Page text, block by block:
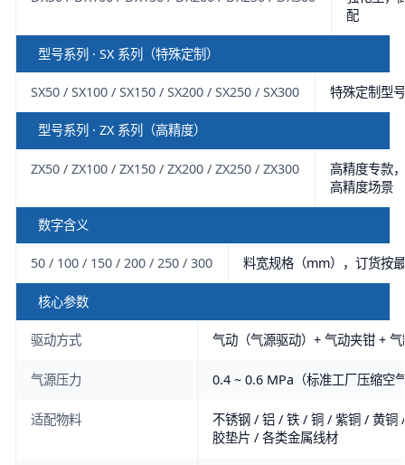
配
型号系列 · SX 系列（特殊定制）
SX50 / SX100 / SX150 / SX200 / SX250 / SX300 特殊定制型
型号系列 · ZX 系列（高精度）
ZX50 / ZX100 / ZX150 / ZX200 / ZX250 / ZX300
高精度专款
高精度场景
数字含义
50 / 100 / 150 / 200 / 250 / 300 料宽规格（mm），订货按
核心参数
驱动方式 气动（气源驱动）+ 气动夹钳 +
气源压力 0.4 ~ 0.6 MPa（标准工厂压缩空
适配物料
不锈钢 / 铝 / 铁 / 铜 / 紫铜 / 黄铜
胶垫片 / 各类金属线材